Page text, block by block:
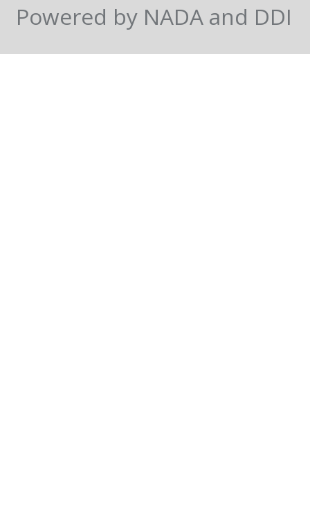
Powered by NADA and DDI